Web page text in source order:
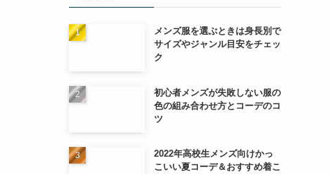
メンズ服を選ぶときは身長別で
サイズやジャンル目安をチェッ
ク
初心者メンズが失敗しない服の
色の組み合わせ方とコーデのコ
ツ
2022年高校生メンズ向けかっ
こいい夏コーデ＆おすすめ着こ